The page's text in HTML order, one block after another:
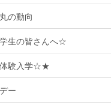
の動向
生の皆さんへ☆
験入学☆★
ー